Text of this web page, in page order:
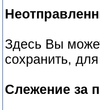
Здесь Вы
сохранить,
Слежение за